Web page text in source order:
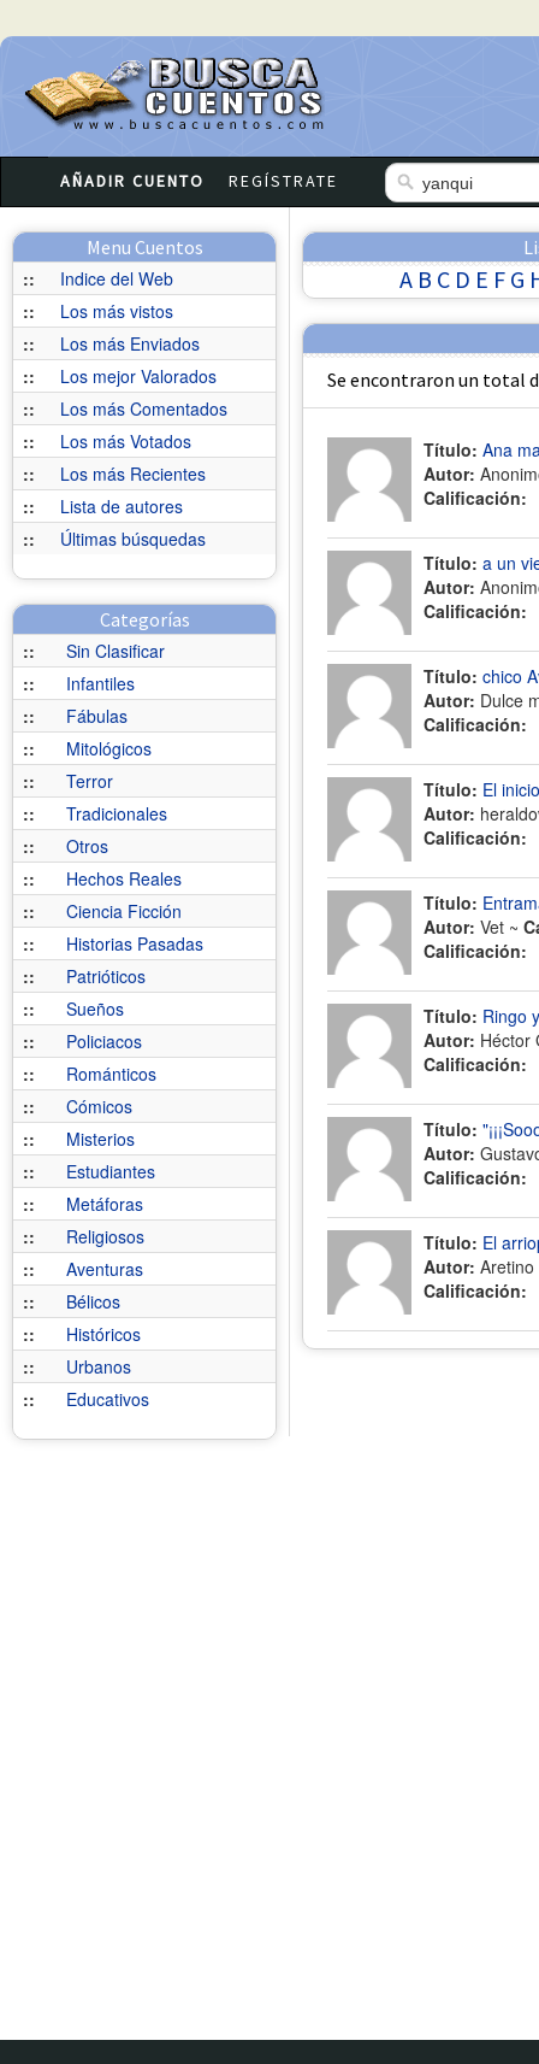
AÑADIR CUENTO REGÍSTRATE
Menu Cuentos
::
Indice del Web
::
Los más vistos
::
Los más Enviados
::
Los mejor Valorados
::
Los más Comentados
::
Los más Votados
::
Los más Recientes
::
Lista de autores
::
Últimas búsquedas
Categorías
::
Sin Clasificar
::
Infantiles
::
Fábulas
::
Mitológicos
::
Terror
::
Tradicionales
::
Otros
::
Hechos Reales
::
Ciencia Ficción
::
Historias Pasadas
::
Patrióticos
::
Sueños
::
Policiacos
::
Románticos
::
Cómicos
::
Misterios
::
Estudiantes
::
Metáforas
::
Religiosos
::
Aventuras
::
Bélicos
::
Históricos
::
Urbanos
::
Educativos
A B C D E F G
Se encontraron un total
Título: Ana
Autor:
Calificación:
Título: a un
Autor:
Calificación:
Título: chico
Autor: Dulce
Calificación:
Título: El
Autor:
Calificación:
Título:
Autor: Vet ~
Calificación:
Título: Ringo
Autor: Héctor
Calificación:
Título:
Autor:
Calificación:
Título: El
Autor:
Calificación: